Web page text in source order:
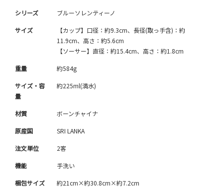
シリーズ ブルーソレンティーノ
サイズ
【カップ】口径：約9.3cm、長径(取っ手含)：約
11.9cm、高さ：約5.6cm
【ソーサー】直径：約15.4cm、高さ：約1.8cm
重量 約584g
サイズ・容
量
約225ml(満水)
材質 ボーンチャイナ
原産国 SRI LANKA
注文単位 2客
機能 手洗い
梱包サイズ 約21cm×約30.8cm×約7.2cm